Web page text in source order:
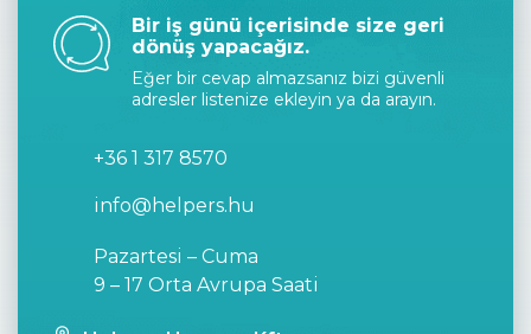
Bir iş günü içerisinde size geri
dönüş yapacağız.
Eğer bir cevap almazsanız bizi güvenli
adresler listenize ekleyin ya da arayın.
+36 1 317 8570
info@helpers.hu
Pazartesi – Cuma
9 – 17 Orta Avrupa Saati